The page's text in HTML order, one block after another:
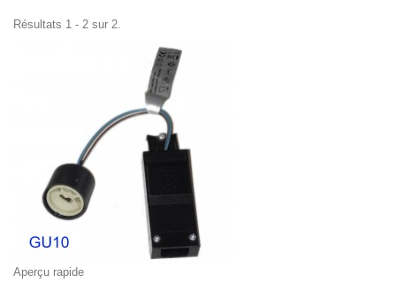
Résultats 1 - 2 sur 2.
Aperçu rapide